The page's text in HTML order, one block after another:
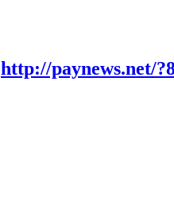
http://paynews.net/